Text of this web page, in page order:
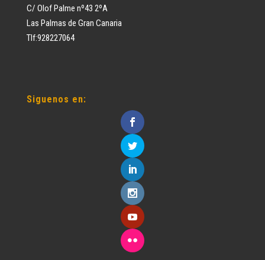
C/ Olof Palme nº43 2ºA
Las Palmas de Gran Canaria
Tlf:928227064
Siguenos en: